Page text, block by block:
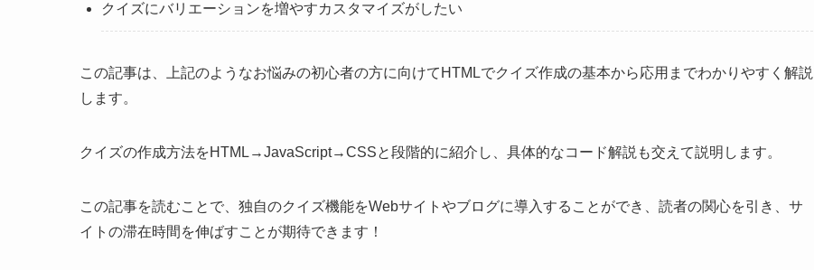
クイズにバリエーションを増やすカスタマイズがしたい
この記事は、上記のようなお悩みの初心者の方に向けてHTMLでクイズ作成の基本から応用までわかりやすく解説
します。
クイズの作成方法をHTML→JavaScript→CSSと段階的に紹介し、具体的なコード解説も交えて説明します。
この記事を読むことで、独自のクイズ機能をWebサイトやブログに導入することができ、読者の関心を引き、サ
イトの滞在時間を伸ばすことが期待できます！